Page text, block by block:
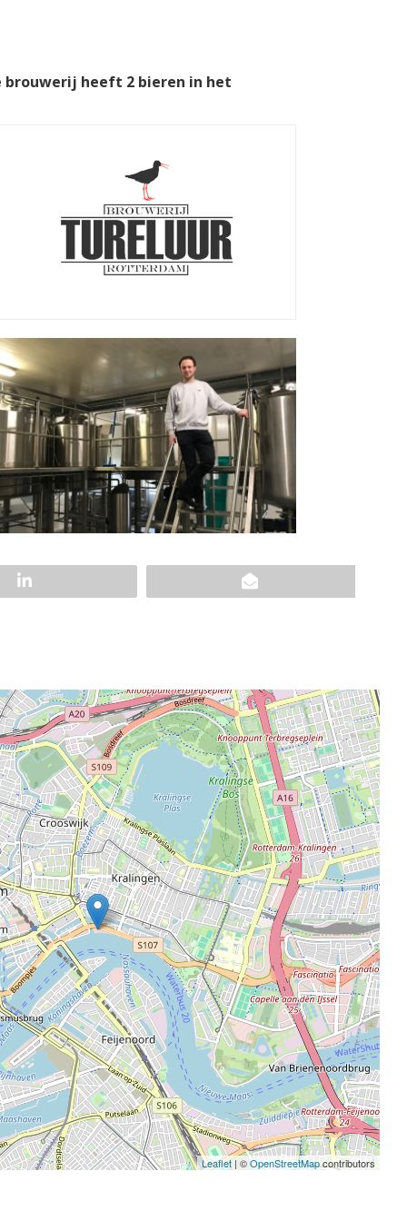
brouwerij heeft 2 bieren in het
Leaflet| ©OpenStreetMapcontributors